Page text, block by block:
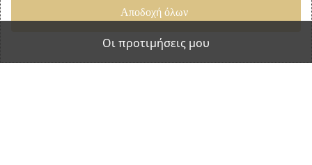
Καρέκλα Fiore KD-Gkri
Αποδοχή όλων
Οι προτιμήσεις μου